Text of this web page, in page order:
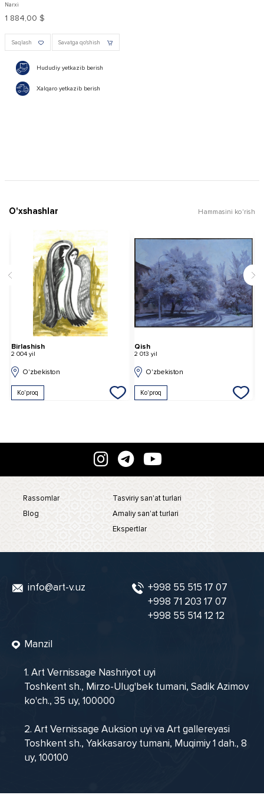
Narxi
1 884,00 $
Saqlash Savatga qo'shish
Hududiy yetkazib berish
Xalqaro yetkazib berish
O'xshashlar Hammasini ko'rish
Birlashish
2 004 yil
O'zbekiston
Ko'proq
Qish
2 013 yil
O'zbekiston
Ko'proq
Rassomlar
Blog
Tasviriy san'at turlari
Amaliy san'at turlari
Ekspertlar
info@art-v.uz
+998 55 515 17 07
+998 71 203 17 07
+998 55 514 12 12
Manzil
1. Art Vernissage Nashriyot uyi
Toshkent sh., Mirzo-Ulug'bek tumani, Sadik Azimov
ko'ch., 35 uy, 100000
2. Art Vernissage Auksion uyi va Art gallereyasi
Toshkent sh., Yakkasaroy tumani, Muqimiy 1 dah., 8
uy, 100100